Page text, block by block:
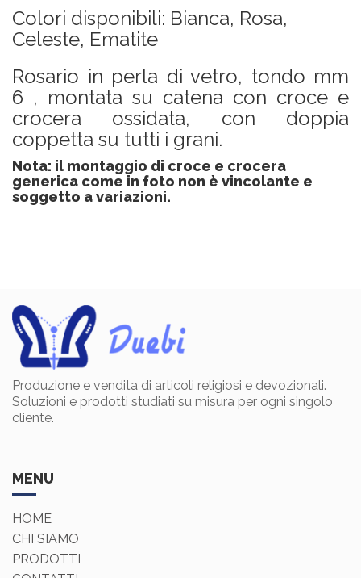
Colori disponibili: Bianca, Rosa,
Celeste, Ematite
Rosario in perla di vetro, tondo mm
6 , montata su catena con croce e
crocera ossidata, con doppia
coppetta su tutti i grani.
Nota: il montaggio di croce e crocera
generica come in foto non è vincolante e
soggetto a variazioni.
Produzione e vendita di articoli religiosi e devozionali.
Soluzioni e prodotti studiati su misura per ogni singolo
cliente.
MENU
HOME
CHI SIAMO
PRODOTTI